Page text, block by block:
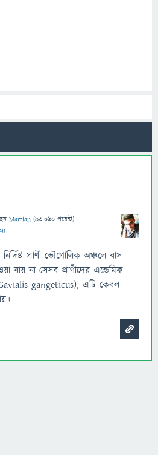
Martian (93,090 পয়েন্ট)
প্রাণী ভৌগোলিক অঞ্চলে বাস
যায় না সেসব প্রাণীদের এন্ডেমিক
gangeticus), এটি কেবল